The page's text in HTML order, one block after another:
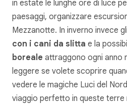
in estate le lunghe ore di luce
paesaggi, organizzare
Mezzanotte. In inverno invece
con i cani da slitta e la
boreale attraggono ogni anno
leggere se volete scoprire
vedere le magiche Luci del
viaggio perfetto in queste terre